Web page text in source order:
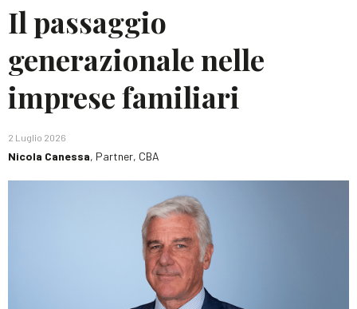
Il passaggio
generazionale nelle
imprese familiari
2 Luglio 2026
Nicola Canessa, Partner, CBA